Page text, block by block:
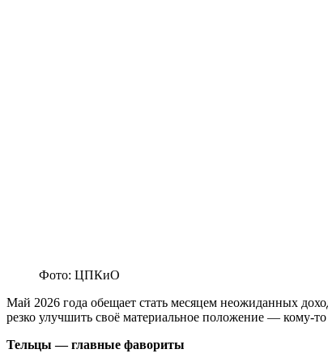
Фото: ЦПКиО
Май 2026 года обещает стать месяцем неожиданных
резко улучшить своё материальное положение — кому-
Тельцы — главные фавориты